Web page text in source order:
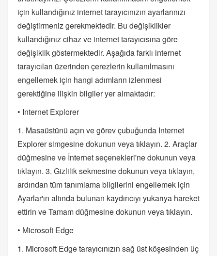
için kullandığınız internet tarayıcınızın ayarlarınızı
değiştirmeniz gerekmektedir. Bu değişiklikler
kullandığınız cihaz ve internet tarayıcısına göre
değişiklik göstermektedir. Aşağıda farklı internet
tarayıcıları üzerinden çerezlerin kullanılmasını
engellemek için hangi adımların izlenmesi
gerektiğine ilişkin bilgiler yer almaktadır:
• Internet Explorer
1. Masaüstünü açın ve görev çubuğunda Internet
Explorer simgesine dokunun veya tıklayın. 2. Araçlar
düğmesine ve İnternet seçenekleri'ne dokunun veya
tıklayın. 3. Gizlilik sekmesine dokunun veya tıklayın,
ardından tüm tanımlama bilgilerini engellemek için
Ayarlar'ın altında bulunan kaydırıcıyı yukarıya hareket
ettirin ve Tamam düğmesine dokunun veya tıklayın.
• Microsoft Edge
1. Microsoft Edge tarayıcınızın sağ üst köşesinden üç